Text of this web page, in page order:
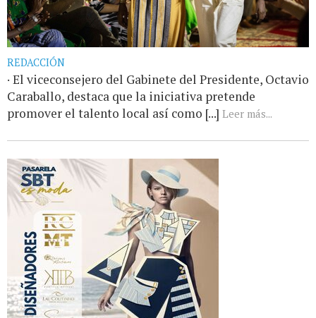
REDACCIÓN
· El viceconsejero del Gabinete del Presidente, Octavio
Caraballo, destaca que la iniciativa pretende
promover el talento local así como [...] Leer más...